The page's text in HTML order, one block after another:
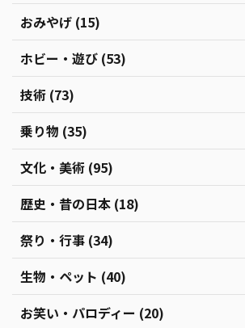
おみやげ (15)
ホビー・遊び (53)
技術 (73)
乗り物 (35)
文化・美術 (95)
歴史・昔の日本 (18)
祭り・行事 (34)
生物・ペット (40)
お笑い・パロディー (20)